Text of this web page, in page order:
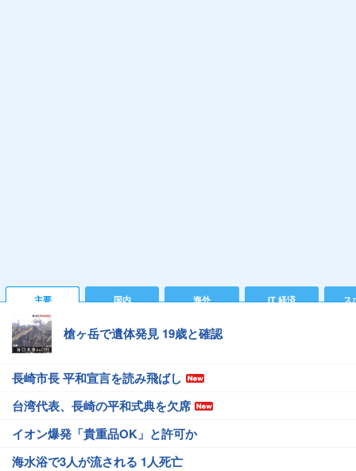
主要 国内 海外 IT 経済 ス
槍ヶ岳で遺体発見 19歳と確認
長崎市長 平和宣言を読み飛ばし
台湾代表、長崎の平和式典を欠席
イオン爆発「貴重品OK」と許可か
海水浴で3人が流される 1人死亡